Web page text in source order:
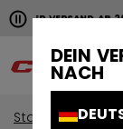
DEIN
NACH
Horizontale
VERSAND AB
KOSTENLOSER
Start